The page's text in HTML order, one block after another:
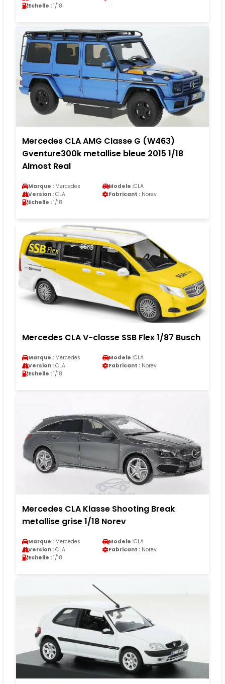
Echelle : 1/18
Mercedes CLA AMG Classe G (W463)
Gventure300k metallise bleue 2015 1/18
Almost Real
Marque : Mercedes Modele :CLA
Version : CLA Fabricant : Norev
Echelle : 1/18
Mercedes CLA V-classe SSB Flex 1/87 Busch
Marque : Mercedes Modele :CLA
Version : CLA Fabricant : Norev
Echelle : 1/18
Mercedes CLA Klasse Shooting Break
metallise grise 1/18 Norev
Marque : Mercedes Modele :CLA
Version : CLA Fabricant : Norev
Echelle : 1/18